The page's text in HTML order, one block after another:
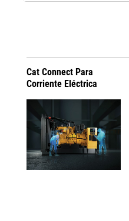
Cat Connect Para
Corriente Eléctrica